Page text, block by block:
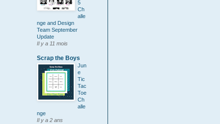
5
Ch
alle
nge and Design
Team September
Update
Il y a 11 mois
Scrap the Boys
Jun
e
Tic
Tac
Toe
Ch
alle
nge
Il y a 2 ans